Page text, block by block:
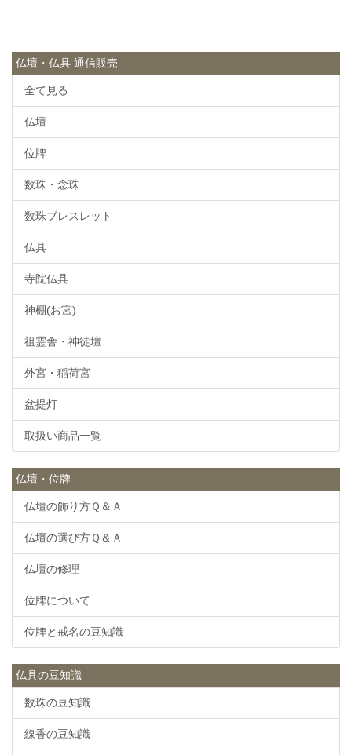
仏壇・仏具 通信販売
全て見る
仏壇
位牌
数珠・念珠
数珠ブレスレット
仏具
寺院仏具
神棚(お宮)
祖霊舎・神徒壇
外宮・稲荷宮
盆提灯
取扱い商品一覧
仏壇・位牌
仏壇の飾り方Ｑ＆Ａ
仏壇の選び方Ｑ＆Ａ
仏壇の修理
位牌について
位牌と戒名の豆知識
仏具の豆知識
数珠の豆知識
線香の豆知識